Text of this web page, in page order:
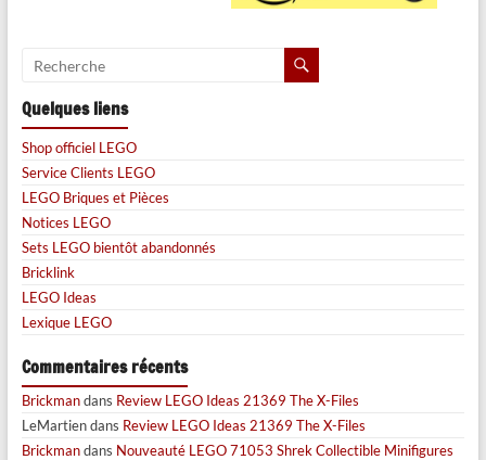
Quelques liens
Shop officiel LEGO
Service Clients LEGO
LEGO Briques et Pièces
Notices LEGO
Sets LEGO bientôt abandonnés
Bricklink
LEGO Ideas
Lexique LEGO
Commentaires récents
Brickmandans Review LEGO Ideas 21369 The X-Files
LeMartiendans Review LEGO Ideas 21369 The X-Files
Brickmandans Nouveauté LEGO 71053 Shrek Collectible Minifigures